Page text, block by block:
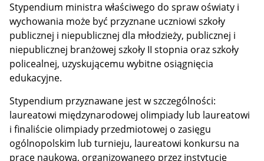
Stypendium ministra właściwego do spraw oświaty i
wychowania może być przyznane uczniowi szkoły
publicznej i niepublicznej dla młodzieży, publicznej i
niepublicznej branżowej szkoły II stopnia oraz szkoły
policealnej, uzyskującemu wybitne osiągnięcia
edukacyjne.
Stypendium przyznawane jest w szczególności:
laureatowi międzynarodowej olimpiady lub laureatowi
i finaliście olimpiady przedmiotowej o zasięgu
ogólnopolskim lub turnieju, laureatowi konkursu na
pracę naukową, organizowanego przez instytucję